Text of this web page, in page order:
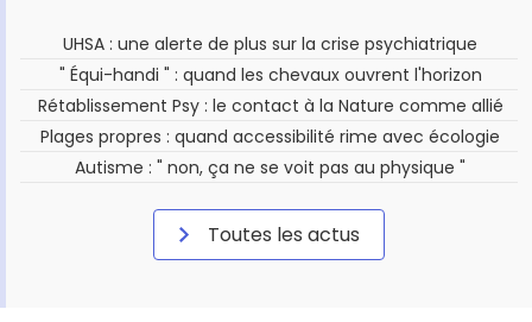
UHSA : une alerte de plus sur la crise psychiatrique
" Équi-handi " : quand les chevaux ouvrent l'horizon
Rétablissement Psy : le contact à la Nature comme allié
Plages propres : quand accessibilité rime avec écologie
Autisme : " non, ça ne se voit pas au physique "
Toutes les actus